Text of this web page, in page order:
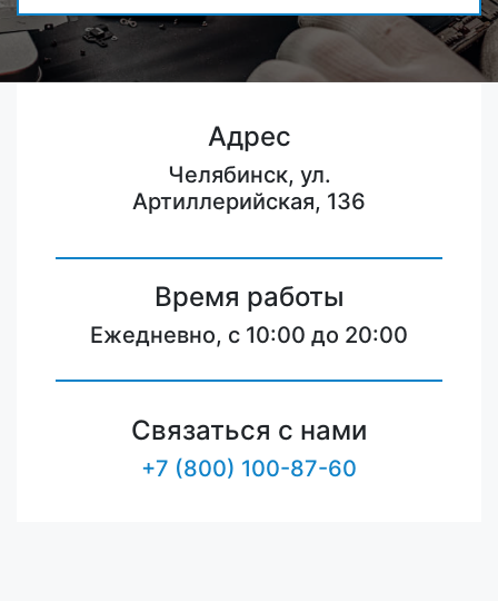
Адрес
Челябинск, ул.
Артиллерийская, 136
Время работы
Ежедневно, с 10:00 до 20:00
Связаться с нами
+7 (800) 100-87-60